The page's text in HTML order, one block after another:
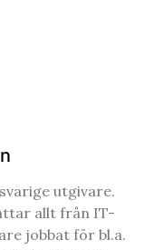
utgivare.
allt från IT-
jobbat för bl.a.